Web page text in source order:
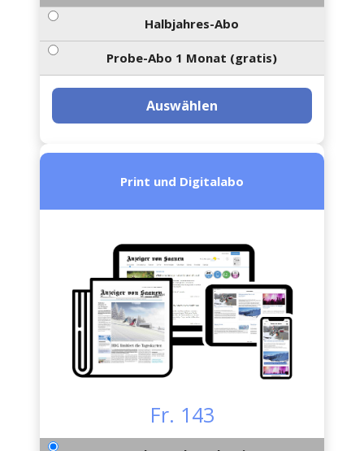
Halbjahres-Abo
Probe-Abo 1 Monat (gratis)
Auswählen
Print und Digitalabo
Fr. 143